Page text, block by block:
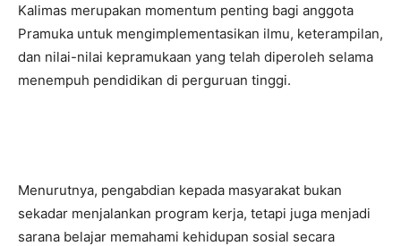
Kalimas merupakan momentum penting bagi anggota
Pramuka untuk mengimplementasikan ilmu, keterampilan,
dan nilai-nilai kepramukaan yang telah diperoleh selama
menempuh pendidikan di perguruan tinggi.
Menurutnya, pengabdian kepada masyarakat bukan
sekadar menjalankan program kerja, tetapi juga menjadi
sarana belajar memahami kehidupan sosial secara